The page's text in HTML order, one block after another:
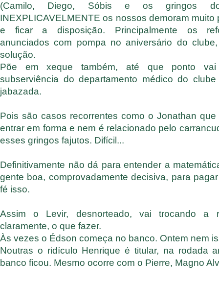
(Camilo, Diego, Sóbis e os gringos
INEXPLICAVELMENTE os nossos demoram muito
e ficar a disposição. Principalmente os
anunciados com pompa no aniversário do
solução.
Põe em xeque também, até que ponto
subserviência do departamento médico do
jabazada.
Pois são casos recorrentes como o Jonathan
entrar em forma e nem é relacionado pelo
esses gringos fajutos. Difícil...
Definitivamente não dá para entender a
gente boa, comprovadamente decisiva, para
fé isso.
Assim o Levir, desnorteado, vai trocando a
claramente, o que fazer.
Às vezes o Édson começa no banco. Ontem nem
Noutras o ridículo Henrique é titular, na rodada
banco ficou. Mesmo ocorre com o Pierre, Magno